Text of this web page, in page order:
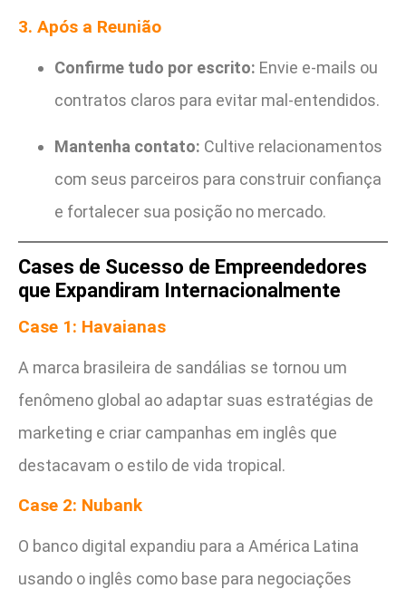
3. Após a Reunião
Confirme tudo por escrito: Envie e-mails ou
contratos claros para evitar mal-entendidos.
Mantenha contato: Cultive relacionamentos
com seus parceiros para construir confiança
e fortalecer sua posição no mercado.
Cases de Sucesso de Empreendedores
que Expandiram Internacionalmente
Case 1: Havaianas
A marca brasileira de sandálias se tornou um
fenômeno global ao adaptar suas estratégias de
marketing e criar campanhas em inglês que
destacavam o estilo de vida tropical.
Case 2: Nubank
O banco digital expandiu para a América Latina
usando o inglês como base para negociações